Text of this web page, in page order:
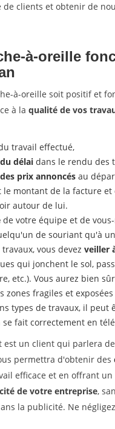
clients et obtenir de
à-oreille
à-oreille soit positif et
à la qualité de vos
travail effectué,
délai dans le rendu des
prix annoncés au
le montant de la facture
autour de lui.
de votre équipe et de
de souriant qu'à
vous devez veiller
qui jonchent le sol,
etc.). Vous aurez bien
zones fragiles et
types de travaux, il peut
fait correctement en
est un client qui parlera
permettra d'obtenir des
efficace et en offrant
de votre entreprise,
la publicité. Ne